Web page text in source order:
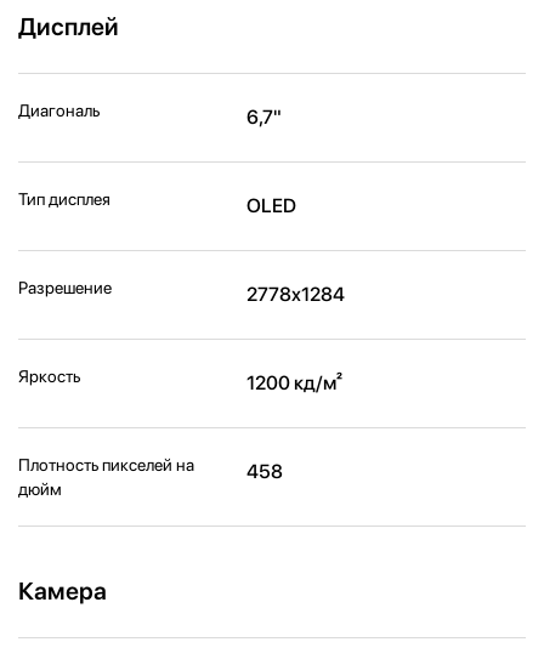
Дисплей
Диагональ 6,7"
Тип дисплея OLED
Разрешение 2778x1284
Яркость 1200 кд/м²
Плотность пикселей на
дюйм
458
Камера